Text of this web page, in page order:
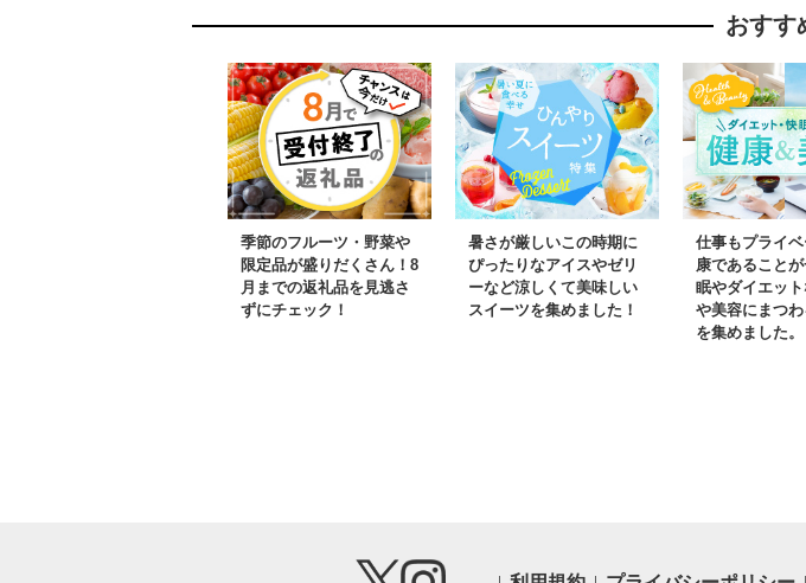
おすす
季節のフルーツ・野菜や
限定品が盛りだくさん！8
月までの返礼品を見逃さ
ずにチェック！
暑さが厳しいこの時期に
ぴったりなアイスやゼリ
ーなど涼しくて美味しい
スイーツを集めました！
仕事もプライ
康であること
眠やダイエッ
や美容にまつ
を集めました。